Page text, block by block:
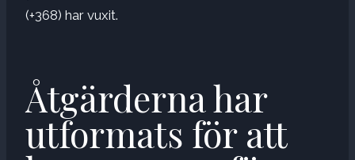
(+368) har vuxit.
Åtgärderna har
utformats för att